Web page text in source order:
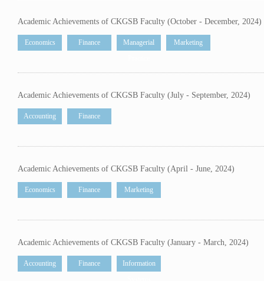
Academic Achievements of CKGSB Faculty (October - December, 2024)
Economics Finance
Managerial
Marketing
Academic Achievements of CKGSB Faculty (July - September, 2024)
Accounting Finance
Academic Achievements of CKGSB Faculty (April - June, 2024)
Economics Finance Marketing
Academic Achievements of CKGSB Faculty (January - March, 2024)
Accounting Finance
Information